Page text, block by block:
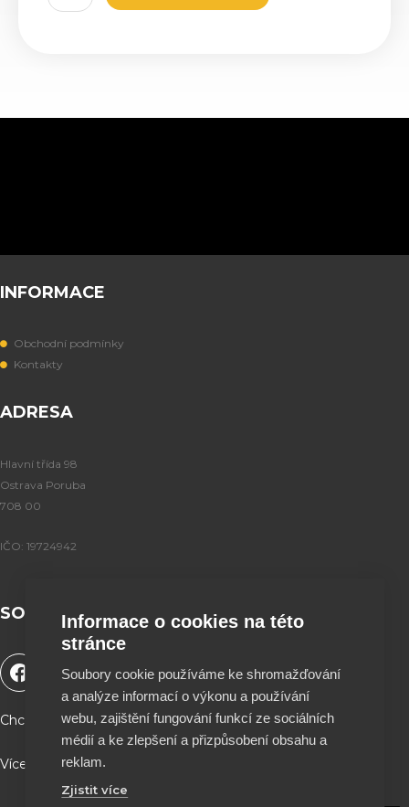
White
INFORMACE
Obchodní podmínky
Kontakty
ADRESA
Hlavní třída 98
Ostrava Poruba
708 00
IČO: 19724942
SOCIÁLNÍ SÍTĚ
F
a
e
o
o
u
t
u
b
i
k
t
o
n
s
t
a
Chceš podpořit naší tvorbu a být součástí projektu ?
Více info a QR kód najdeš na stránce O nás ♥
Informace o cookies na této
stránce
Soubory cookie používáme ke shromažďování
a analýze informací o výkonu a používání
webu, zajištění fungování funkcí ze sociálních
médií a ke zlepšení a přizpůsobení obsahu a
reklam.
Zjistit více